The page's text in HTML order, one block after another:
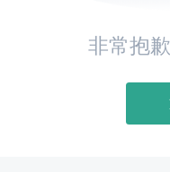
非常抱